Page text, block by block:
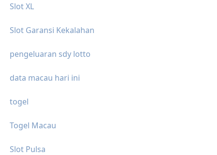
Slot XL
Slot Garansi Kekalahan
pengeluaran sdy lotto
data macau hari ini
togel
Togel Macau
Slot Pulsa